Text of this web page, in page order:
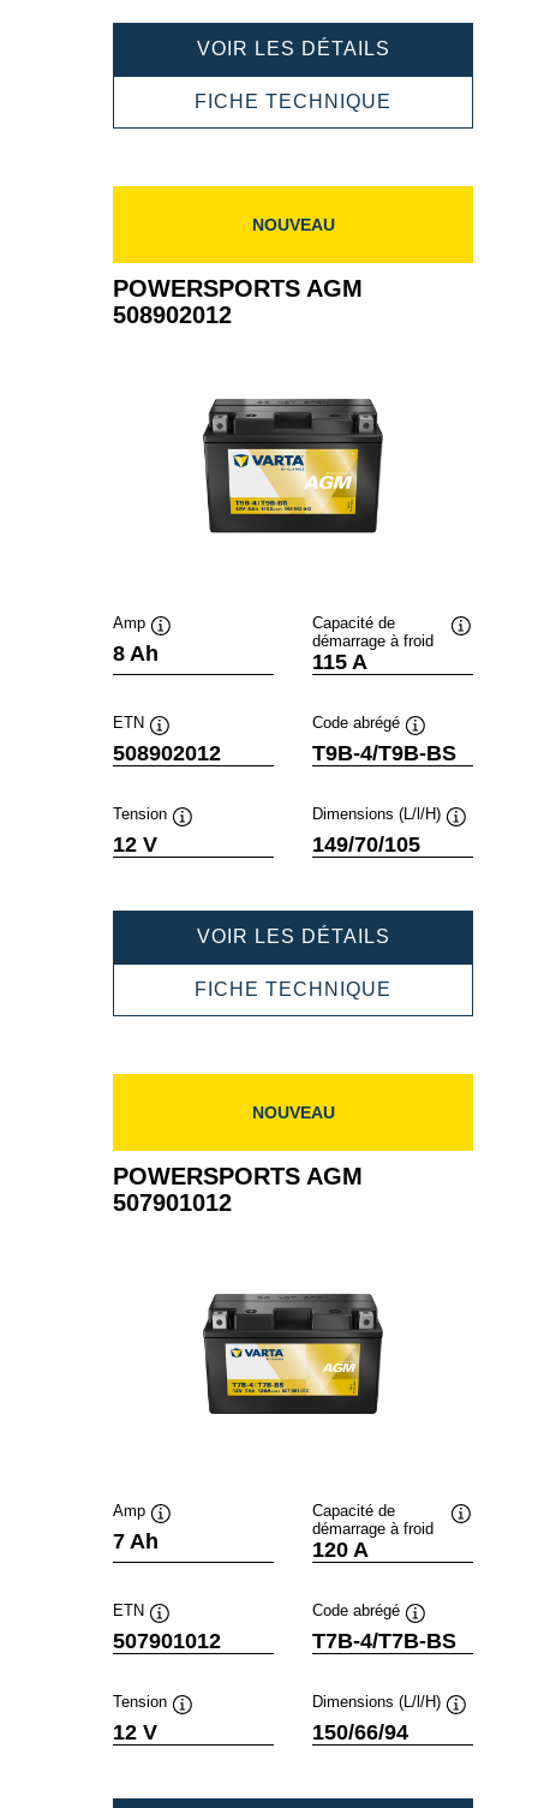
VOIR LES DÉTAILS
510901016
FICHE TECHNIQUE
NOUVEAU
POWERSPORTS AGM
508902012
Amp
8 Ah
Capacité de
démarrage à froid
115 A
ETN
Infobulle
508902012
Code abrégé
Infobulle
T9B-4/T9B-BS
Tension
12 V
Dimensions (L/l/H)
149/70/105
VOIR LES DÉTAILS
508902012
FICHE TECHNIQUE
NOUVEAU
POWERSPORTS AGM
507901012
Amp
7 Ah
Capacité de
démarrage à froid
120 A
ETN
Infobulle
507901012
Code abrégé
Infobulle
T7B-4/T7B-BS
Tension
12 V
Dimensions (L/l/H)
150/66/94